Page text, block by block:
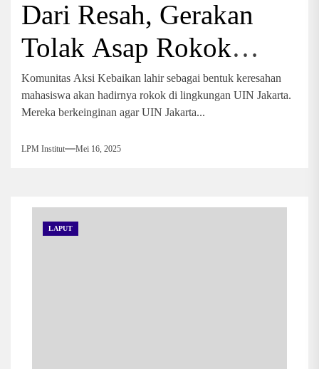
Dari Resah, Gerakan
Tolak Asap Rokok
Tercipta
Komunitas Aksi Kebaikan lahir sebagai bentuk keresahan
mahasiswa akan hadirnya rokok di lingkungan UIN Jakarta.
Mereka berkeinginan agar UIN Jakarta...
LPM Institut Mei 16, 2025
LAPUT